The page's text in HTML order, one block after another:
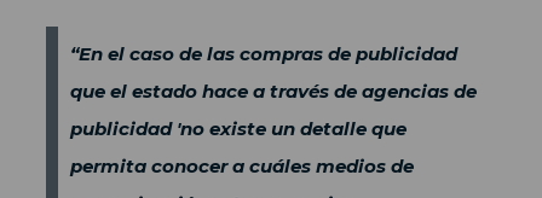
“En el caso de las compras de publicidad
que el estado hace a través de agencias de
publicidad 'no existe un detalle que
permita conocer a cuáles medios de